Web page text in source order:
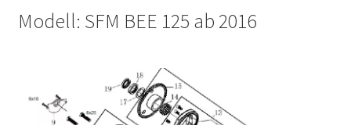
Modell: SFM BEE 125 ab 2016